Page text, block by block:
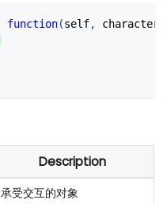
function(self, character
Description
承受交互的对象